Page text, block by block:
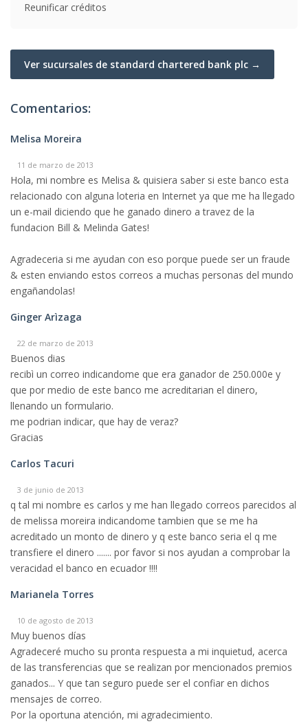
Reunificar créditos
Ver sucursales de standard chartered bank plc →
Comentarios:
Melisa Moreira
11 de marzo de 2013
Hola, mi nombre es Melisa & quisiera saber si este banco esta
relacionado con alguna loteria en Internet ya que me ha llegado
un e-mail diciendo que he ganado dinero a travez de la
fundacion Bill & Melinda Gates!
Agradeceria si me ayudan con eso porque puede ser un fraude
& esten enviando estos correos a muchas personas del mundo
engañandolas!
Ginger Arìzaga
22 de marzo de 2013
Buenos dias
recibì un correo indicandome que era ganador de 250.000e y
que por medio de este banco me acreditarian el dinero,
llenando un formulario.
me podrian indicar, que hay de veraz?
Gracias
Carlos Tacuri
3 de junio de 2013
q tal mi nombre es carlos y me han llegado correos parecidos al
de melissa moreira indicandome tambien que se me ha
acreditado un monto de dinero y q este banco seria el q me
transfiere el dinero ....... por favor si nos ayudan a comprobar la
veracidad el banco en ecuador !!!!
Marianela Torres
10 de agosto de 2013
Muy buenos días
Agradeceré mucho su pronta respuesta a mi inquietud, acerca
de las transferencias que se realizan por mencionados premios
ganados... Y que tan seguro puede ser el confiar en dichos
mensajes de correo.
Por la oportuna atención, mi agradecimiento.